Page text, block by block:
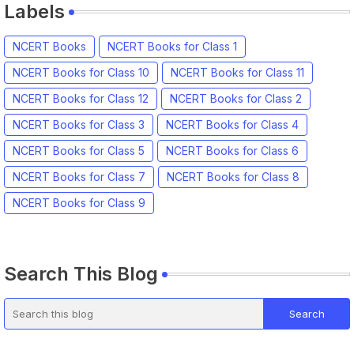
Labels
NCERT Books
NCERT Books for Class 1
NCERT Books for Class 10
NCERT Books for Class 11
NCERT Books for Class 12
NCERT Books for Class 2
NCERT Books for Class 3
NCERT Books for Class 4
NCERT Books for Class 5
NCERT Books for Class 6
NCERT Books for Class 7
NCERT Books for Class 8
NCERT Books for Class 9
Search This Blog